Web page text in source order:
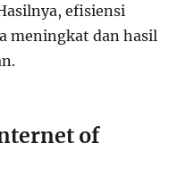
efisiensi
meningkat dan hasil
of